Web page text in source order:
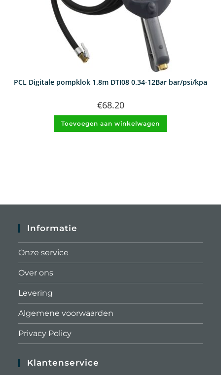
PCL Digitale pompklok 1.8m DTI08 0.34-12Bar bar/psi/kpa
€68.20
Toevoegen aan winkelwagen
Informatie
Onze service
Over ons
Levering
Algemene voorwaarden
Privacy Policy
Klantenservice